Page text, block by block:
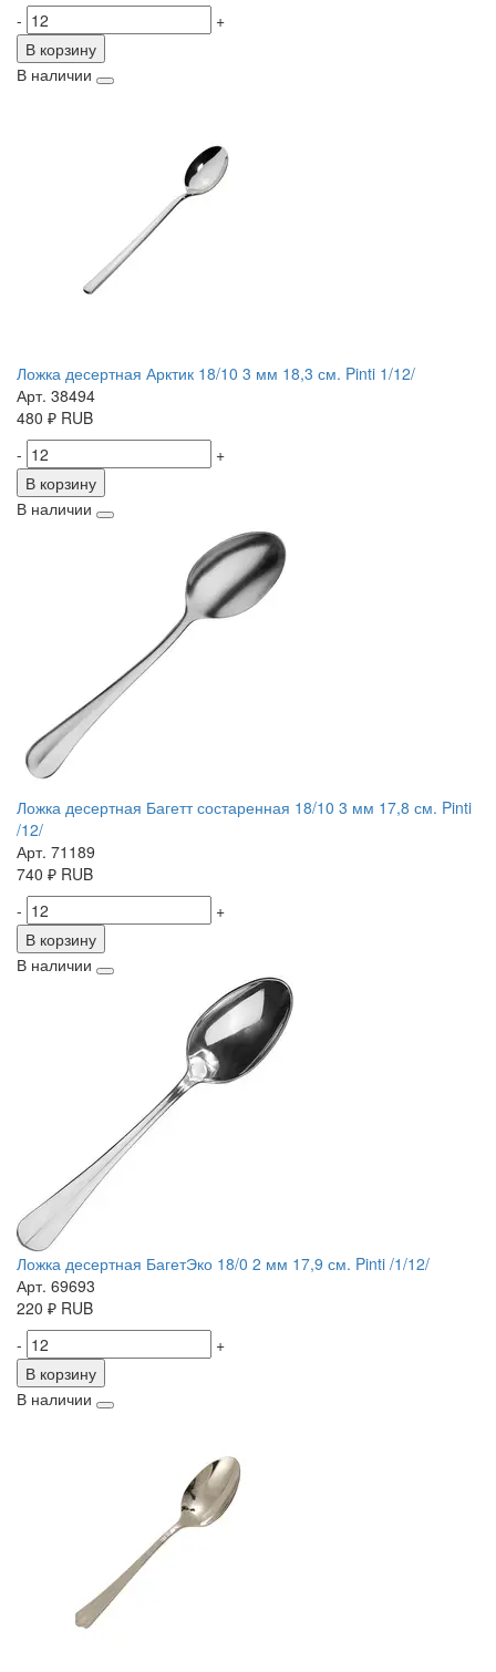
-
+
В корзину
В наличии
Ложка десертная Арктик 18/10 3 мм 18,3 см. Pinti 1/12/
Арт. 38494
480 ₽ RUB
-
+
В корзину
В наличии
Ложка десертная Багетт состаренная 18/10 3 мм 17,8 см. Pinti
/12/
Арт. 71189
740 ₽ RUB
-
+
В корзину
В наличии
Ложка десертная БагетЭко 18/0 2 мм 17,9 см. Pinti /1/12/
Арт. 69693
220 ₽ RUB
-
+
В корзину
В наличии